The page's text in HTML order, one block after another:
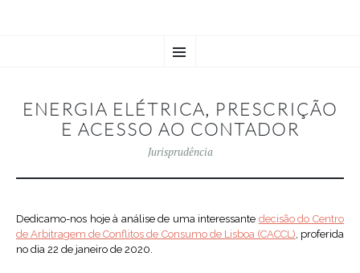
TO
ENERGIA ELÉTRICA, PRESCRIÇÃO
E ACESSO AO CONTADOR
Jurisprudência
Dedicamo-nos hoje à análise de uma interessante decisão do Centro
de Arbitragem de Conflitos de Consumo de Lisboa (CACCL), proferida
no dia 22 de janeiro de 2020.